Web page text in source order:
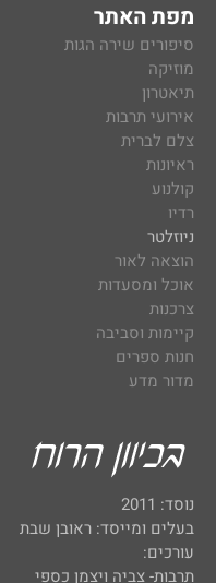
מפת האתר
סיפורים שירה הגות
מוזיקה
תיאטרון
אירועי תרבות
צלם לברית
ראיונות
קולנוע
רדיו
ניוזלטר
הוצאה לאור
אוכל ומסעדות
צרכנות
קיימות וסביבה
חנות ספרים
מדור מדע
נוסד: 2011
בעלים ומייסד: ראובן שבת
עורכים:
תרבות- צביה ויצמן כספי